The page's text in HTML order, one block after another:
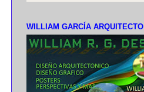
WILLIAM GARCÍA ARQUITECTO